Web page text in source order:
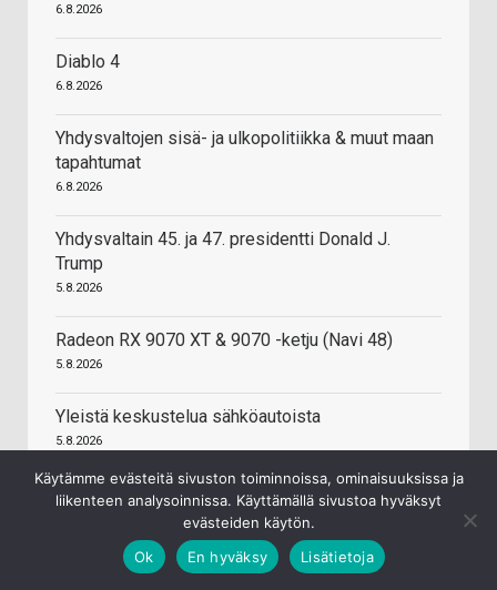
6.8.2026
Diablo 4
6.8.2026
Yhdysvaltojen sisä- ja ulkopolitiikka & muut maan
tapahtumat
6.8.2026
Yhdysvaltain 45. ja 47. presidentti Donald J.
Trump
5.8.2026
Radeon RX 9070 XT & 9070 -ketju (Navi 48)
5.8.2026
Yleistä keskustelua sähköautoista
5.8.2026
Samsung Galaxy S24 / S24+ / S24 Ultra
Suomen valtion default 2030-luvulla
Käytämme evästeitä sivuston toiminnoissa, ominaisuuksissa ja
liikenteen analysoinnissa. Käyttämällä sivustoa hyväksyt
evästeiden käytön.
Ok
En hyväksy Lisätietoja